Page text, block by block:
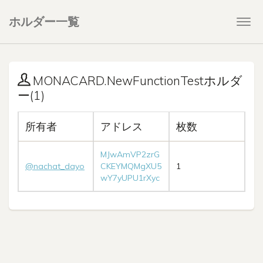
ホルダー一覧
MONACARD.NewFunctionTestホルダ
ー(1)
所有者 アドレス 枚数
@nachat_dayo
MJwAmVP2zrG
CKEYMQMgXU5
wY7yUPU1rXyc
1